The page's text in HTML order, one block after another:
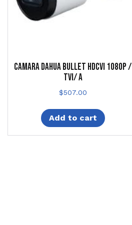
CAMARA DAHUA BULLET HDCVI 1080P /
TVI/ A
$507.00
Add to cart